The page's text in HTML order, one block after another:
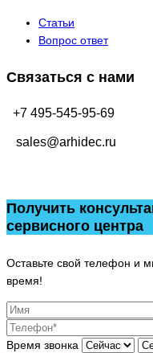
Статьи
Вопрос ответ
Связаться с нами
+7 495-545-95-69
sales@arhidec.ru
Получить
сервисного центра
Оставьте свой телефон и
время!
Время звонка